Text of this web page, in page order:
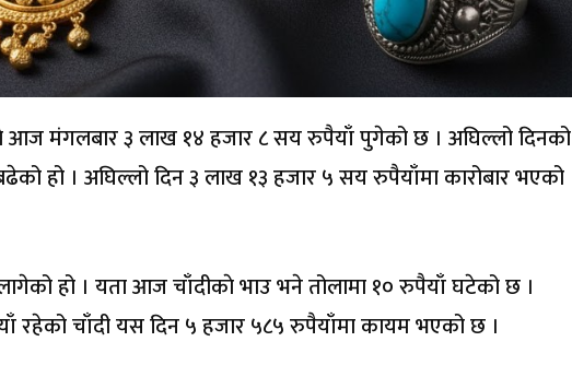
आज मंगलबार ३ लाख १४ हजार ८ सय रुपैयाँ पुगेको छ । अघिल्लो दिनको
हो । अघिल्लो दिन ३ लाख १३ हजार ५ सय रुपैयाँमा कारोबार भएको
हो । यता आज चाँदीकाे भाउ भने तोलामा १० रुपैयाँ घटेको छ ।
रहेको चाँदी यस दिन ५ हजार ५८५ रुपैयाँमा कायम भएको छ ।